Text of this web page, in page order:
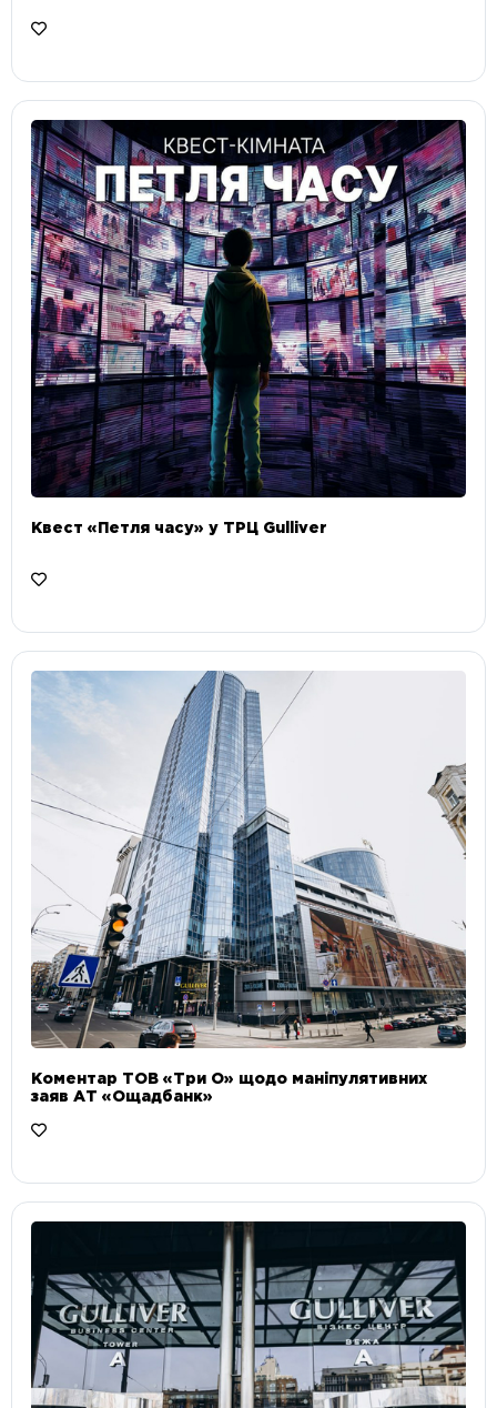
Квест «Петля часу» у ТРЦ Gulliver
Коментар ТОВ «Три О» щодо маніпулятивних
заяв АТ «Ощадбанк»